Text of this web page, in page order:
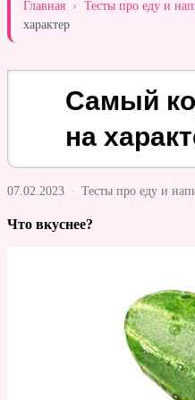
Главная › Тесты про еду и
характер
Самый
на
07.02.2023 · Тесты про еду и
Что вкуснее?